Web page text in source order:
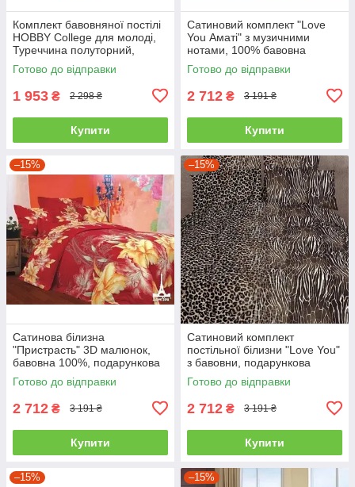
Комплект бавовняної постілі
HOBBY College для молоді,
Туреччина полуторний,
червоний
Готово до відправки
1 953 ₴ 2 298 ₴
Купити
Сатиновий комплект "Love
You Аматі" з музичними
нотами, 100% бавовна
полуторний
Готово до відправки
2 712 ₴ 3 191 ₴
Купити
–15%
Сатинова білизна
"Пристрасть" 3D малюнок,
бавовна 100%, подарункова
упаковка полуторний
Готово до відправки
2 712 ₴ 3 191 ₴
Купити
–15%
Сатиновий комплект
постільної білизни "Love You"
з бавовни, подарункова
упаковка полуторний
Готово до відправки
2 712 ₴ 3 191 ₴
Купити
–15% –15%